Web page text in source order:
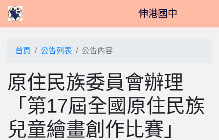
伸港國中
首頁 公告列表 公告內容
原住民族委員會辦理
「第17屆全國原住民族
兒童繪畫創作比賽」